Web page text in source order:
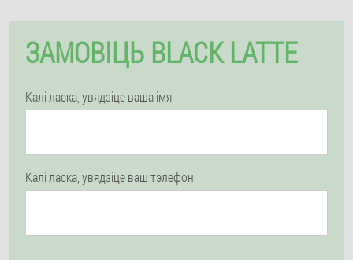
ЗАМОВІЦЬ BLACK LATTE
Калі ласка, увядзіце ваша імя
Калі ласка, увядзіце ваш тэлефон